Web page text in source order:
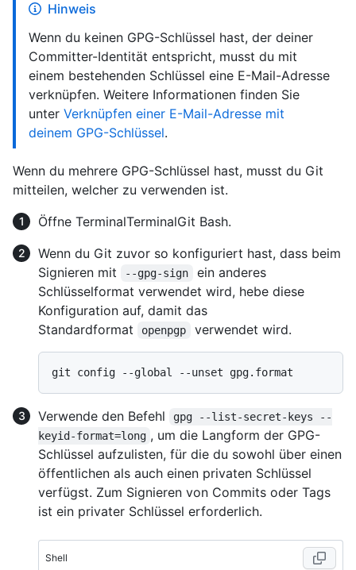
Hinweis
Wenn du keinen GPG-Schlüssel hast, der deiner
Committer-Identität entspricht, musst du mit
einem bestehenden Schlüssel eine E-Mail-Adresse
verknüpfen. Weitere Informationen finden Sie
unter Verknüpfen einer E-Mail-Adresse mit
deinem GPG-Schlüssel.
Wenn du mehrere GPG-Schlüssel hast, musst du Git
mitteilen, welcher zu verwenden ist.
Öffne TerminalTerminalGit Bash.
Wenn du Git zuvor so konfiguriert hast, dass beim
Signieren mit
--gpg-sign
ein anderes
Schlüsselformat verwendet wird, hebe diese
Konfiguration auf, damit das
Standardformat
openpgp verwendet wird.
Verwende den Befehl
gpg --list-secret-keys --
keyid-format=long , um die Langform der GPG-
Schlüssel aufzulisten, für die du sowohl über einen
öffentlichen als auch einen privaten Schlüssel
verfügst. Zum Signieren von Commits oder Tags
ist ein privater Schlüssel erforderlich.
Shell